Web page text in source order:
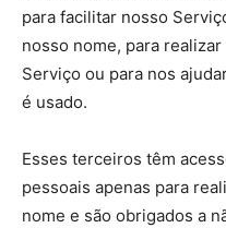
para facilitar nosso
nosso nome, para
Serviço ou para nos
é usado.
Esses terceiros têm
pessoais apenas para
nome e são obrigados a